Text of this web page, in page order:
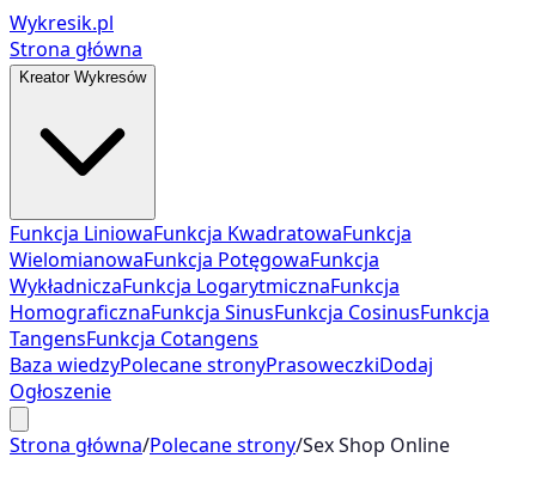
Wykresik.pl
Strona główna
Kreator Wykresów
Funkcja LiniowaFunkcja KwadratowaFunkcja
WielomianowaFunkcja PotęgowaFunkcja
WykładniczaFunkcja LogarytmicznaFunkcja
HomograficznaFunkcja SinusFunkcja CosinusFunkcja
TangensFunkcja Cotangens
Baza wiedzyPolecane stronyPrasoweczkiDodaj
Ogłoszenie
Strona główna/Polecane strony/Sex Shop Online